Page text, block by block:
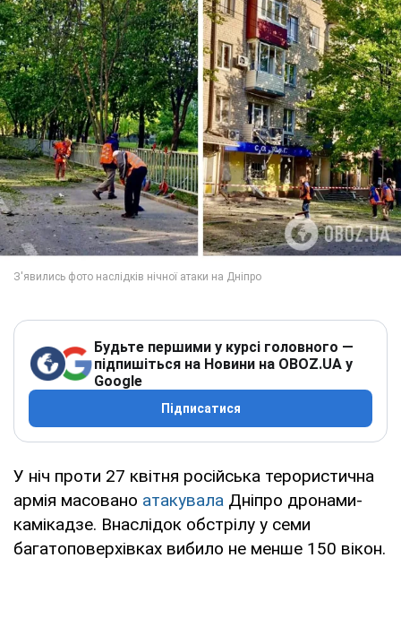
Будьте першими у курсі головного —
підпишіться на Новини на OBOZ.UA у
Google
Підписатися
У ніч проти 27 квітня російська терористична
армія масовано атакувала Дніпро дронами-
камікадзе. Внаслідок обстрілу у семи
багатоповерхівках вибило не менше 150 вікон.